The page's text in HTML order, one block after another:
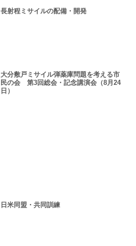
長射程ミサイルの配備・開発
大分敷戸ミサイル弾薬庫問題を考える市
民の会 第3回総会・記念講演会（8月24
日）
日米同盟・共同訓練